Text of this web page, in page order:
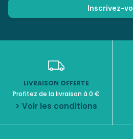
LIVRAISON OFFERTE
Profitez de la livraison à 0 €
> Voir les conditions